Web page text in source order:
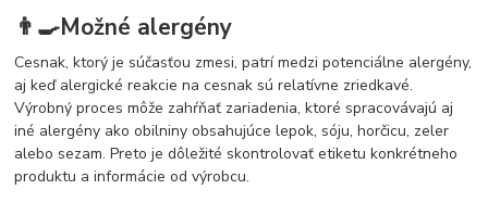
👨‍🍳Možné alergény
Cesnak, ktorý je súčasťou zmesi, patrí medzi potenciálne alergény,
aj keď alergické reakcie na cesnak sú relatívne zriedkavé.
Výrobný proces môže zahŕňať zariadenia, ktoré spracovávajú aj
iné alergény ako obilniny obsahujúce lepok, sóju, horčicu, zeler
alebo sezam. Preto je dôležité skontrolovať etiketu konkrétneho
produktu a informácie od výrobcu.